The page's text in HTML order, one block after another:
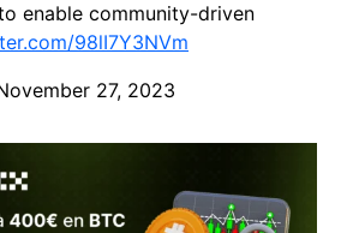
enable community-driven
98lI7Y3NVm
27, 2023